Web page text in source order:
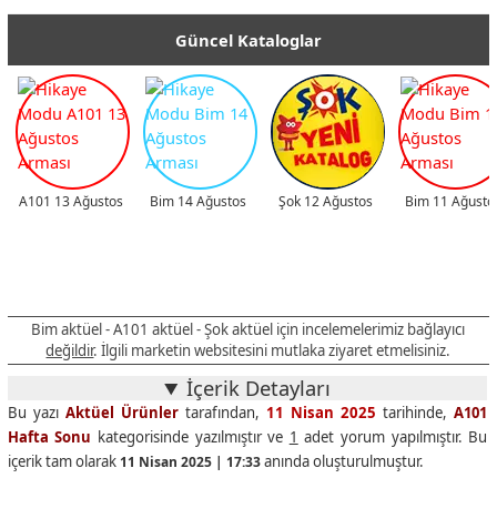
Güncel Kataloglar
A101 13 Ağustos Bim 14 Ağustos Şok 12 Ağustos Bim 11
Bim aktüel - A101 aktüel - Şok aktüel için incelemelerimiz bağlayıcı
değildir. İlgili marketin websitesini mutlaka ziyaret etmelisiniz.
İçerik Detayları
Bu yazı Aktüel Ürünlertarafından, 11 Nisan 2025 tarihinde,A101
Hafta Sonu kategorisinde yazılmıştır ve 1 adet yorum yapılmıştır. Bu
içerik tam olarak 11 Nisan 2025 | 17:33anında oluşturulmuştur.